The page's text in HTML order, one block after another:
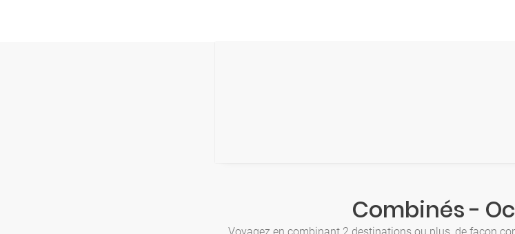
Combinés -
Voyagez en combinant 2 destinations ou plus, de façon